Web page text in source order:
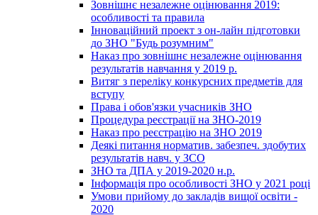
Зовнішнє незалежне оцінювання 2019:
особливості та правила
Інноваційний проект з он-лайн підготовки
до ЗНО "Будь розумним"
Наказ про зовнішнє незалежне оцінювання
результатів навчання у 2019 р.
Витяг з переліку конкурсних предметів для
вступу
Права і обов'язки учасників ЗНО
Процедура реєстрації на ЗНО-2019
Наказ про реєстрацію на ЗНО 2019
Деякі питання норматив. забезпеч. здобутих
результатів навч. у ЗСО
ЗНО та ДПА у 2019-2020 н.р.
Інформація про особливості ЗНО у 2021 році
Умови прийому до закладів вищої освіти -
2020